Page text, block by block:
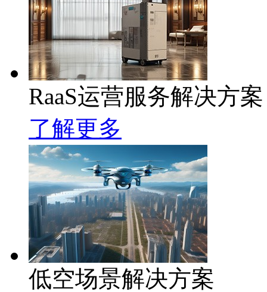
RaaS运营服务解决方案
了解更多
低空场景解决方案